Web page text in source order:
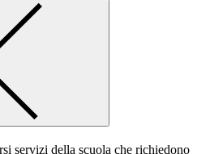
servizi della scuola che richiedono